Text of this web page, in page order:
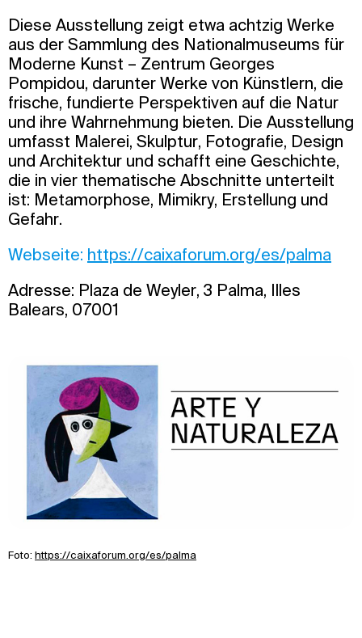
Diese Ausstellung zeigt etwa achtzig Werke
aus der Sammlung des Nationalmuseums für
Moderne Kunst – Zentrum Georges
Pompidou, darunter Werke von Künstlern, die
frische, fundierte Perspektiven auf die Natur
und ihre Wahrnehmung bieten. Die Ausstellung
umfasst Malerei, Skulptur, Fotografie, Design
und Architektur und schafft eine Geschichte,
die in vier thematische Abschnitte unterteilt
ist: Metamorphose, Mimikry, Erstellung und
Gefahr.
Webseite: https://caixaforum.org/es/palma
Adresse: Plaza de Weyler, 3 Palma, Illes
Balears, 07001
Foto: https://caixaforum.org/es/palma